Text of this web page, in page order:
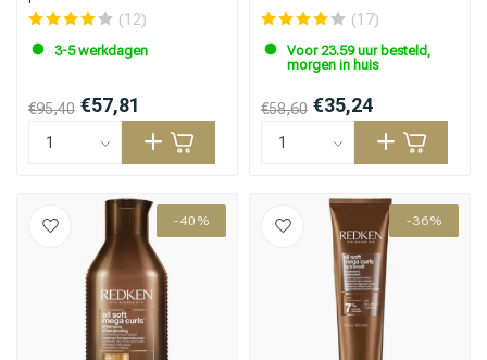
(12)
3-5 werkdagen
€95,40 €57,81
(17)
Voor 23.59 uur besteld,
morgen in huis
€58,60 €35,24
-40% -36%